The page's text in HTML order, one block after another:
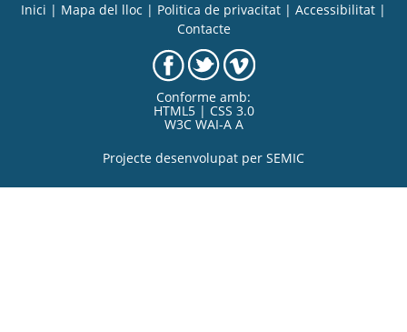
Inici | Mapa del lloc | Politica de privacitat | Accessibilitat |
Contacte
Conforme amb:
HTML5 | CSS 3.0
W3C WAI-A A
Projecte desenvolupat per SEMIC